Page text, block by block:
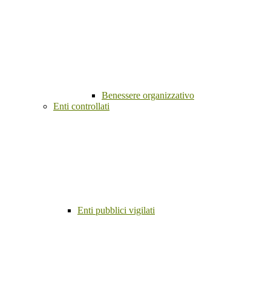
Benessere organizzativo
Enti controllati
Enti pubblici vigilati